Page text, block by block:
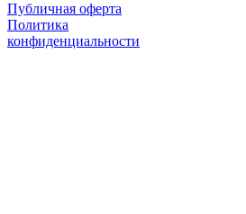
Публичная оферта
Политика
конфиденциальности